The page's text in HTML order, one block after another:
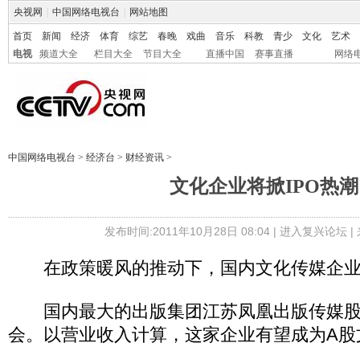
央视网 中国网络电视台 网站地图
首页 新闻 经济 体育 综艺 春晚 戏曲 音乐 科教 青少 文化
艺术
电视
频道大全 栏目大全 节目大全 直播中国 赛事直播 网络
中国网络电视台 > 经济台 > 财经资讯 >
文化企业将掀IPO热潮
发布时间:2011年10月28日 08:04 | 进入复兴论坛|
在政策暖风的推动下，国内文化传媒企业
国内最大的出版集团江苏凤凰出版传媒
会。以营业收入计算，这家企业有望成为A